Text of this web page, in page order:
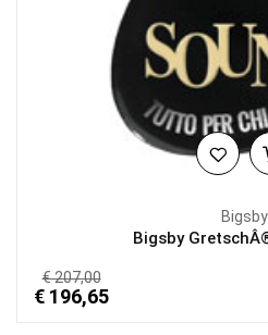
Bigsby
Bigsby
€ 207,00
€ 196,65